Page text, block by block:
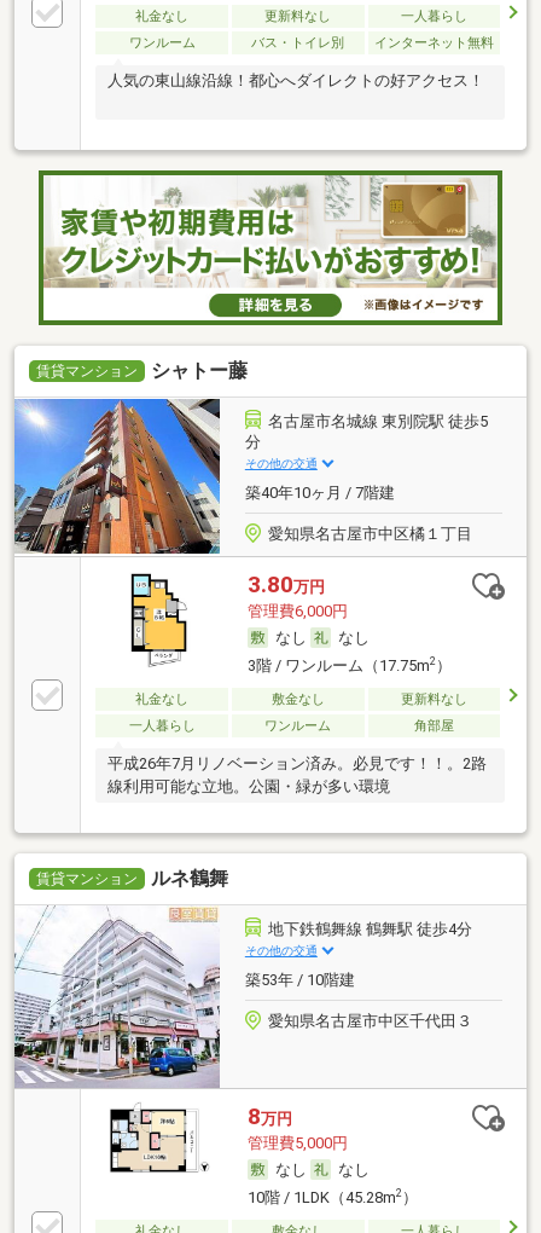
礼金なし 更新料なし
一人暮らし
ワンルーム
バス・トイレ別 インターネット無料
人気の東山線沿線！都心へダイレクトの好アクセス！
賃貸マンション シャトー藤
名古屋市名城線 東別院駅 徒歩5
分
その他の交通
築40年10ヶ月 / 7階建
愛知県名古屋市中区橘１丁目
3.80万円
管理費6,000円
なし
なし
3階 / ワンルーム（17.75m2）
礼金なし 敷金なし
更新料なし
一人暮らし
ワンルーム 角部屋
平成26年7月リノベーション済み。必見です！！。2路
線利用可能な立地。公園・緑が多い環境
賃貸マンション ルネ鶴舞
地下鉄鶴舞線 鶴舞駅 徒歩4分
その他の交通
築53年 / 10階建
愛知県名古屋市中区千代田３
8万円
管理費5,000円
なし
なし
10階 / 1LDK（45.28m2）